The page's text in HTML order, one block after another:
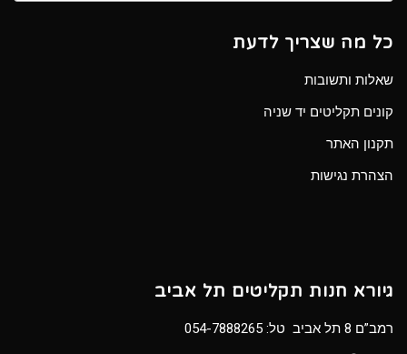
כל מה שצריך לדעת
שאלות ותשובות
קונים תקליטים יד שניה
תקנון האתר
הצהרת נגישות
גיורא חנות תקליטים תל אביב
רמב”ם 8 תל אביב טל:
054-7888265